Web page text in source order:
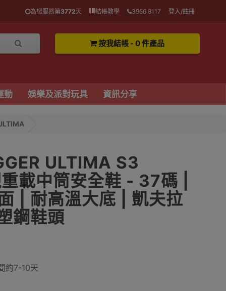
為您服務第3772天 結帳教學 3956 8117 登入/註冊
按我結帳 - 0 件產品
動 娛樂及派對玩具 資訊分享
ULTIMA S3
載中筒安全鞋 - 37碼 |
| 耐高溫大底 | 凱夫拉
鋼鞋頭
約7-10天